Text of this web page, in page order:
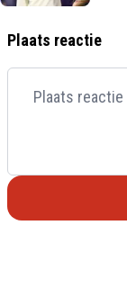
Plaats reactie